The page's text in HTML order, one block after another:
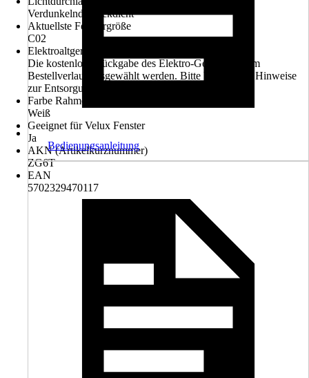
Verdunkelnd, Blickdicht
Aktuellste Fenstergröße
C02
Elektroaltgerät-Rücknahme
Die kostenlose Rückgabe des Elektro-Geräts kann im
Bestellverlauf ausgewählt werden. Bitte beachte die Hinweise
zur Entsorgung.
Farbe Rahmen
Weiß
Geeignet für Velux Fenster
Ja
AKN (Artikelkurznummer)
ZG6T
EAN
5702329470117
Bedienungsanleitung